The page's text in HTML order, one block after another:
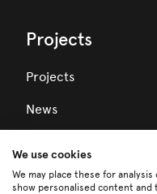
Projects
Projects
News
Team
We use cookies
We may place these for
show personalised content and